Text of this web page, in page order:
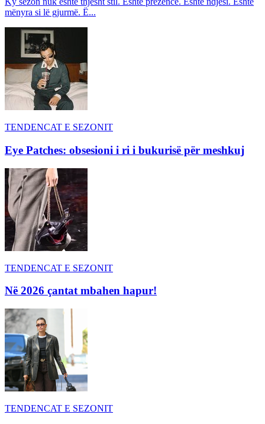
mënyra si lë gjurmë. Ë...
TENDENCAT E SEZONIT
Eye Patches: obsesioni i ri i bukurisë për meshkuj
TENDENCAT E SEZONIT
Në 2026 çantat mbahen hapur!
TENDENCAT E SEZONIT